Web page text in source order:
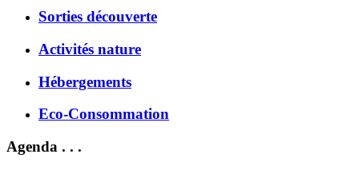
Sorties découverte
Activités nature
Hébergements
Eco-Consommation
Agenda . . .